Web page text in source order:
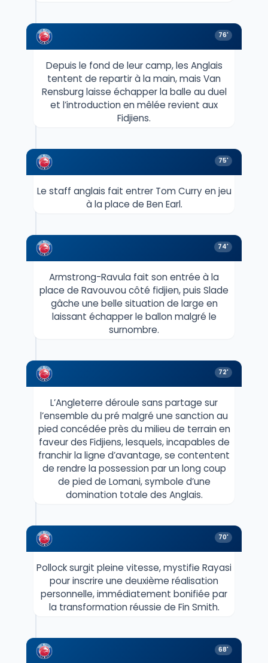
76'
Depuis le fond de leur camp, les Anglais
tentent de repartir à la main, mais Van
Rensburg laisse échapper la balle au duel
et l’introduction en mêlée revient aux
Fidjiens.
75'
Le staff anglais fait entrer Tom Curry en jeu
à la place de Ben Earl.
74'
Armstrong-Ravula fait son entrée à la
place de Ravouvou côté fidjien, puis Slade
gâche une belle situation de large en
laissant échapper le ballon malgré le
surnombre.
72'
L’Angleterre déroule sans partage sur
l’ensemble du pré malgré une sanction au
pied concédée près du milieu de terrain en
faveur des Fidjiens, lesquels, incapables de
franchir la ligne d’avantage, se contentent
de rendre la possession par un long coup
de pied de Lomani, symbole d’une
domination totale des Anglais.
70'
Pollock surgit pleine vitesse, mystifie Rayasi
pour inscrire une deuxième réalisation
personnelle, immédiatement bonifiée par
la transformation réussie de Fin Smith.
68'